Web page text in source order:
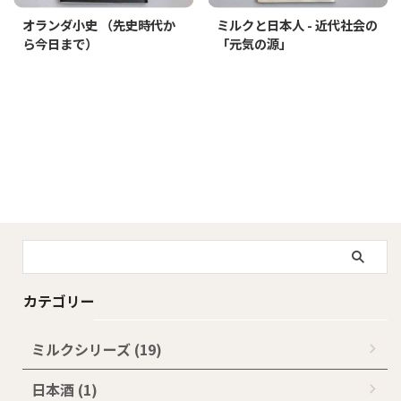
オランダ小史 （先史時代か
ら今日まで）
ミルクと日本人 - 近代社会の
「元気の源」
カテゴリー
ミルクシリーズ (19)
日本酒 (1)